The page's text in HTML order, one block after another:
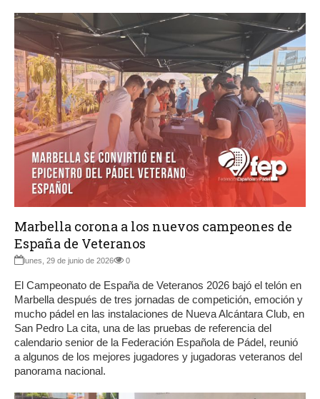
Marbella corona a los nuevos campeones de
España de Veteranos
lunes, 29 de junio de 2026 0
El Campeonato de España de Veteranos 2026 bajó el telón en
Marbella después de tres jornadas de competición, emoción y
mucho pádel en las instalaciones de Nueva Alcántara Club, en
San Pedro La cita, una de las pruebas de referencia del
calendario senior de la Federación Española de Pádel, reunió
a algunos de los mejores jugadores y jugadoras veteranos del
panorama nacional.